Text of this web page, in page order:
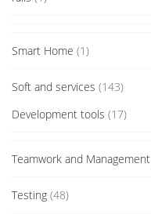
Smart Home (1)
Soft and services (143)
Development tools (17)
Teamwork and Management
Testing (48)